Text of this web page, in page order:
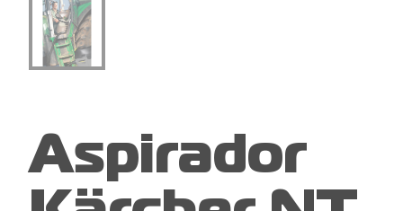
Aspirador